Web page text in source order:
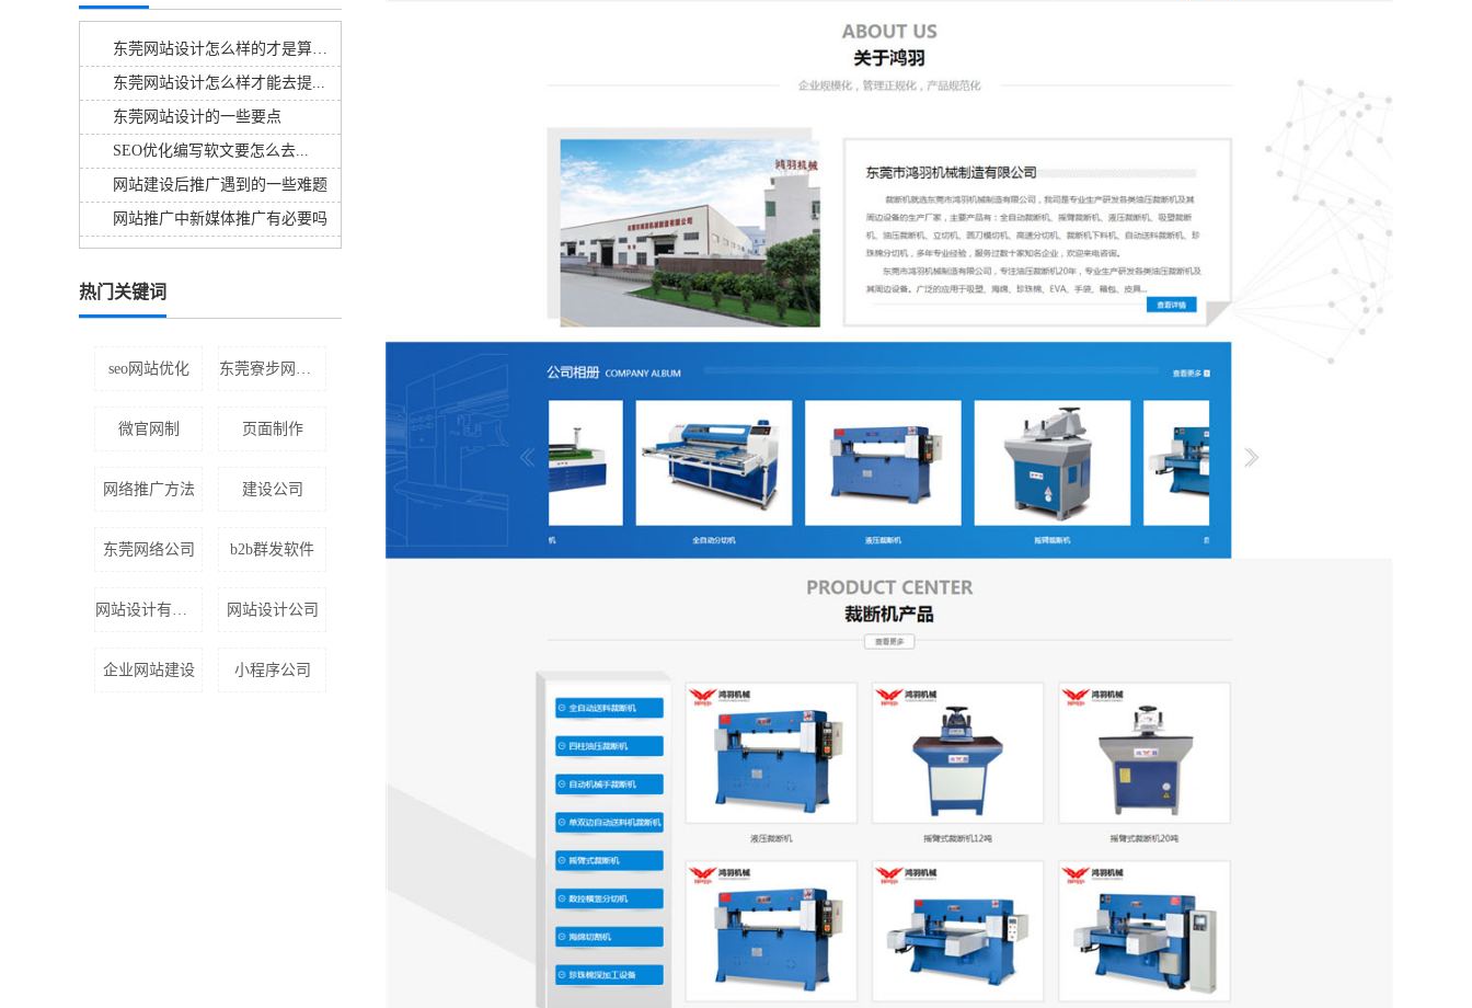
东莞网站设计怎么样才能去提...
东莞网站设计的一些要点
SEO优化编写软文要怎么去...
网站建设后推广遇到的一些难题
网站推广中新媒体推广有必要吗
热门关键词
seo网站优化
微官网制 页面制作
网络推广方法 建设公司
东莞网络公司 b2b群发软件
网站设计公司
企业网站建设 小程序公司